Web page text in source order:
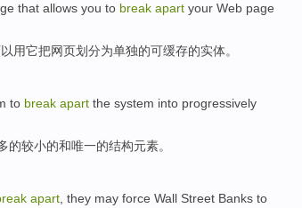
that allows you to break apart your Web page
用它把网页划分为单独的可缓存的实体。
to break apart the system into progressively
的较小的和唯一的结构元素。
apart they may force Wall Street Banks to